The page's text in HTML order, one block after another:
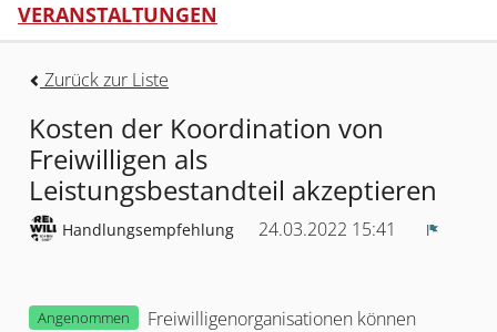
VERANSTALTUNGEN
Zurück zur Liste
Kosten der Koordination von
Freiwilligen als
Leistungsbestandteil akzeptieren
Handlungsempfehlung 24.03.2022 15:41
Angenommen
Freiwilligenorganisationen können